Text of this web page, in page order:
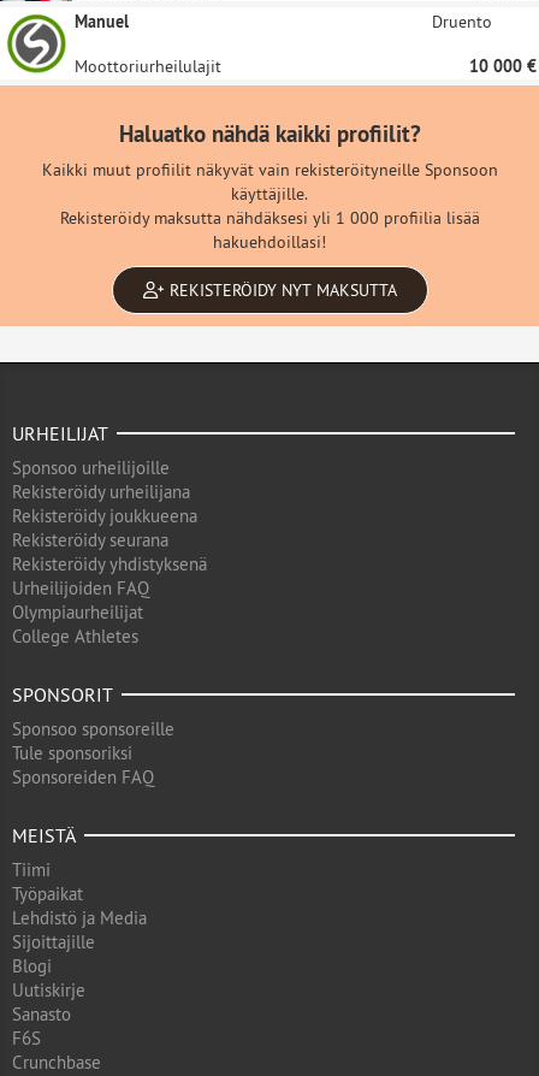
Manuel
Druento
Moottoriurheilulajit 10 000 €
Haluatko nähdä kaikki profiilit?
Kaikki muut profiilit näkyvät vain rekisteröityneille Sponsoon
käyttäjille.
Rekisteröidy maksutta nähdäksesi yli 1 000 profiilia lisää
hakuehdoillasi!
REKISTERÖIDY NYT MAKSUTTA
URHEILIJAT
Sponsoo urheilijoille
Rekisteröidy urheilijana
Rekisteröidy joukkueena
Rekisteröidy seurana
Rekisteröidy yhdistyksenä
Urheilijoiden FAQ
Olympiaurheilijat
College Athletes
SPONSORIT
Sponsoo sponsoreille
Tule sponsoriksi
Sponsoreiden FAQ
MEISTÄ
Tiimi
Työpaikat
Lehdistö ja Media
Sijoittajille
Blogi
Uutiskirje
Sanasto
F6S
Crunchbase